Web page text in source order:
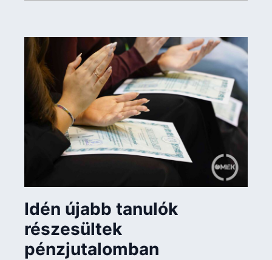
Idén újabb tanulók
részesültek
pénzjutalomban